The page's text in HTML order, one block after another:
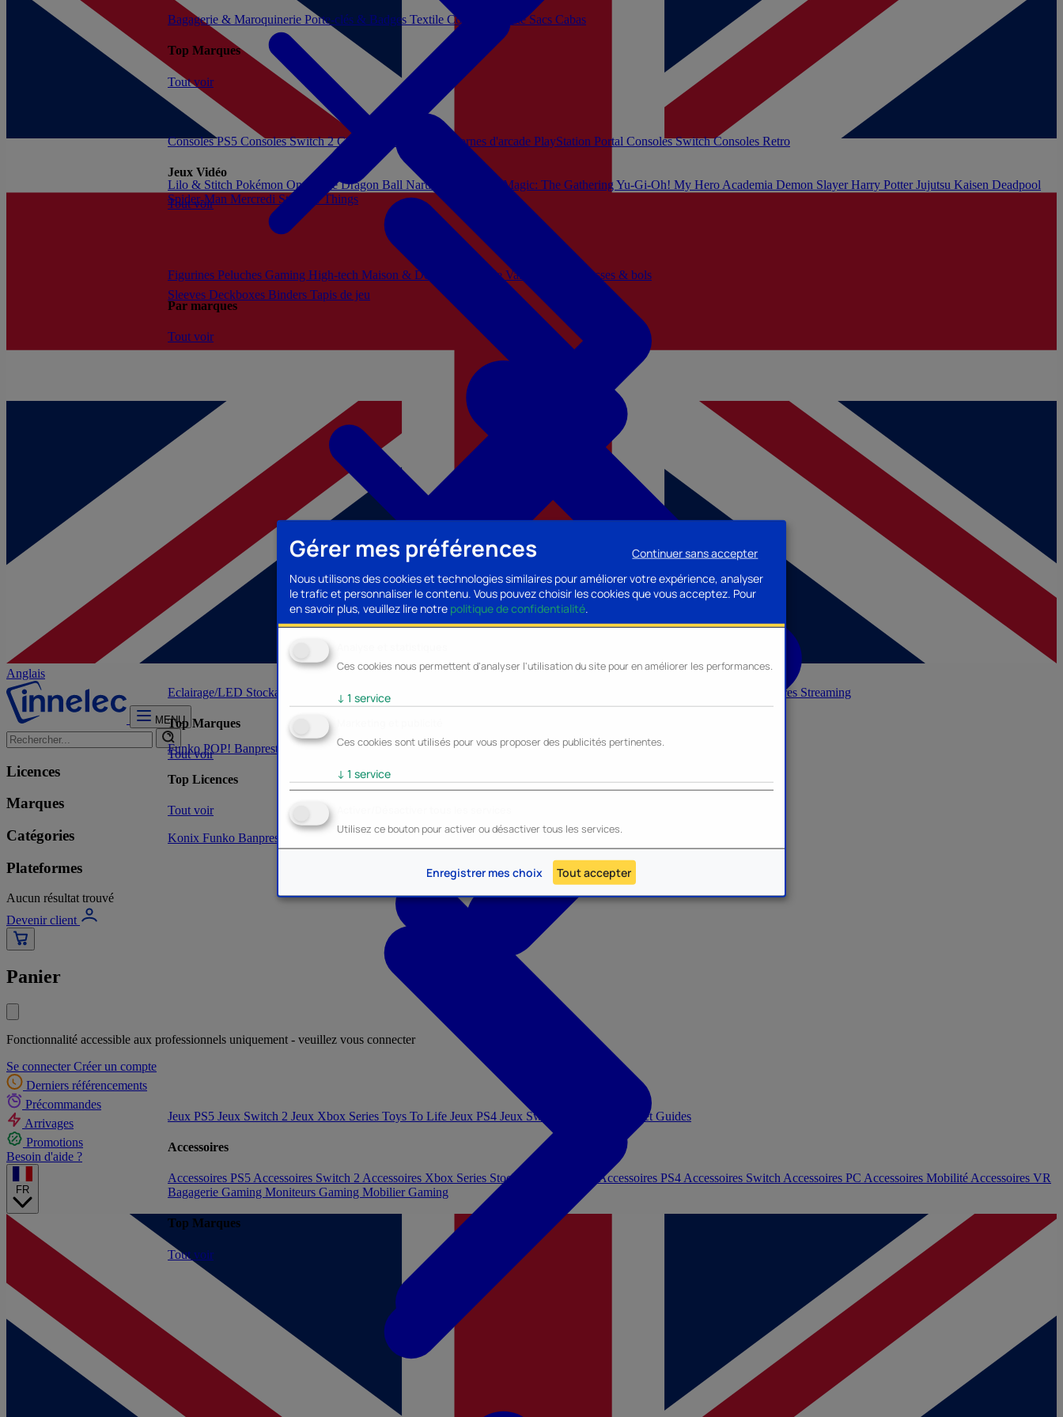
Gérer mes préférences
Nous utilisons des cookies et technologies similaires pour améliorer votre expérience, analyser
le trafic et personnaliser le contenu. Vous pouvez choisir les cookies que vous acceptez. Pour
en savoir plus, veuillez lire notre politique de confidentialité.
Ces cookies nous permettent d'analyser l'utilisation du site pour en améliorer les performances.
↓ 1 service
Ces cookies sont utilisés pour vous proposer des publicités pertinentes.
↓ 1 service
Utilisez ce bouton pour activer ou désactiver tous les services.
Continuer sans accepter
Enregistrer mes choix Tout accepter
Anglais
MENU
Licences
Marques
Catégories
Plateformes
Aucun résultat trouvé
Devenir client
Panier
Fonctionnalité accessible aux professionnels uniquement - veuillez vous connecter
Se connecter Créer un compte
Derniers référencements
Précommandes
Arrivages
Promotions
Besoin d'aide ?
FR
Figurines Peluches Gaming High-tech Maison & Décoration ModeVaisselle Mugs, tasses & bols
Par marques
Tout voir
Konix Funko Banpresto NOUVEAU - Heroes Inc.
Consoles PS5 Consoles Switch 2Consoles Xbox Series Bornes d'arcade PlayStation Portal Consoles SwitchConsoles Retro
Jeux Vidéo
Tout voir
Jeux PS5 Jeux Switch 2 Jeux Xbox Series Toys To Life Jeux PS4 Jeux Switch Livres et Guides
Accessoires
Accessoires PS5 Accessoires Switch 2 Accessoires Xbox Series Stockage et Mémoire Accessoires PS4 Accessoires Switch Accessoires PC Accessoires Mobilité Accessoires VR
Bagagerie Gaming Moniteurs Gaming Mobilier Gaming
Top Marques
Tout voir
Bagagerie & Maroquinerie Porte-clés & Badges Textile Cosplay BeautéSacs Cabas
Top Marques
Tout voir
Funko POP! Banpresto Plastoy StorLyoEnescoCerdaMighty Jaxx
Top Licences
Tout voir
Sleeves Deckboxes Binders Tapis de jeu
Eclairage/LED Stockage/Mémoire Accessoires PC Accessoires Streaming
Top Marques
Tout voir
Lilo & Stitch Pokémon One PieceDragon Ball Naruto Hello KittyMagic: The Gathering Yu-Gi-Oh! My Hero Academia Demon SlayerHarry PotterJujutsu Kaisen Deadpool
Spider-Man Mercredi Stranger Things